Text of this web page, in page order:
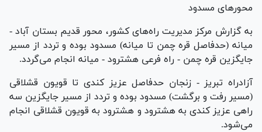
محور‌های مسدود
به گزارش مرکز مدیریت راه‌های کشور، محور قدیم بستان آباد -
میانه (حدفاصل قره چمن تا میانه) مسدود بوده و تردد از مسیر
جایگزین قره چمن - راه فرعی هشترود - میانه انجام می‌گردد.
آزادراه تبریز - زنجان حدفاصل عزیز کندی تا قویون قشلاقی
(مسیر رفت و برگشت) مسدود بوده و تردد از مسیر جایگزین سه
راهی عزیز کندی به هشترود و هشترود به قویون قشلاقی انجام
می‌شود.